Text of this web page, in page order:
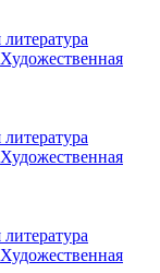
Художественная
Художественная
Художественная